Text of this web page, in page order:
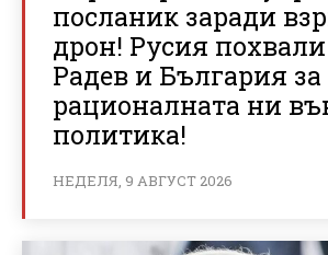
посланик заради
дрон! Русия
Радев и България за
рационалната ни
политика!
НЕДЕЛЯ, 9 АВГУСТ 2026